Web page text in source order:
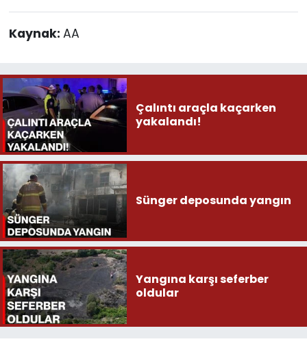
Kaynak: AA
Çalıntı araçla kaçarken
yakalandı!
Sünger deposunda yangın
Yangına karşı seferber
oldular